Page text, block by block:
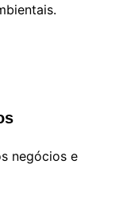
negócios e